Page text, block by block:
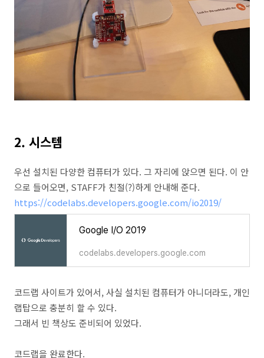
2. 시스템
우선 설치된 다양한 컴퓨터가 있다. 그 자리에 앉으면 된다. 이 안
으로 들어오면, STAFF가 친절(?)하게 안내해 준다.
https://codelabs.developers.google.com/io2019/
Google I/O 2019
codelabs.developers.google.com
코드랩 사이트가 있어서, 사실 설치된 컴퓨터가 아니더라도, 개인
랩탑으로 충분히 할 수 있다.
그래서 빈 책상도 준비되어 있었다.
코드랩을 완료한다.